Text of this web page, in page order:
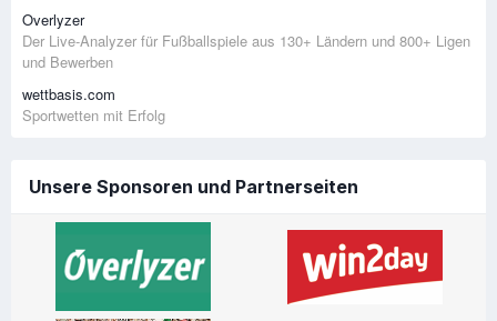
Overlyzer
Der Live-Analyzer für Fußballspiele aus 130+ Ländern und 800+ Ligen
und Bewerben
wettbasis.com
Sportwetten mit Erfolg
Unsere Sponsoren und Partnerseiten